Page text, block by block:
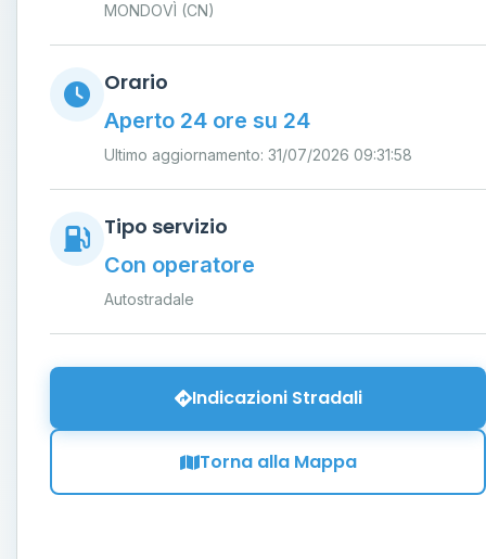
MONDOVÌ (CN)
Orario
Aperto 24 ore su 24
Ultimo aggiornamento: 31/07/2026 09:31:58
Tipo servizio
Con operatore
Autostradale
Indicazioni Stradali
Torna alla Mappa